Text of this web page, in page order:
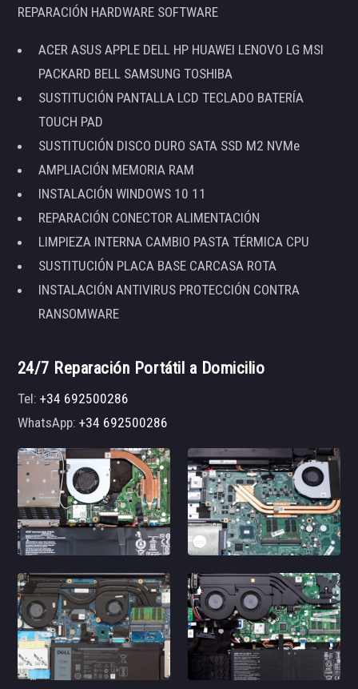
REPARACIÓN HARDWARE SOFTWARE
ACER ASUS APPLE DELL HP HUAWEI LENOVO LG MSI
PACKARD BELL SAMSUNG TOSHIBA
SUSTITUCIÓN PANTALLA LCD TECLADO BATERÍA
TOUCH PAD
SUSTITUCIÓN DISCO DURO SATA SSD M2 NVMe
AMPLIACIÓN MEMORIA RAM
INSTALACIÓN WINDOWS 10 11
REPARACIÓN CONECTOR ALIMENTACIÓN
LIMPIEZA INTERNA CAMBIO PASTA TÉRMICA CPU
SUSTITUCIÓN PLACA BASE CARCASA ROTA
INSTALACIÓN ANTIVIRUS PROTECCIÓN CONTRA
RANSOMWARE
24/7 Reparación Portátil a Domicilio
Tel:+34 692500286
WhatsApp:+34 692500286